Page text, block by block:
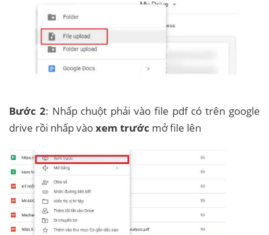
Bước 2: Nhấp chuột phải vào file pdf có trên google
drive rồi nhấp vàoxem trước mở file lên